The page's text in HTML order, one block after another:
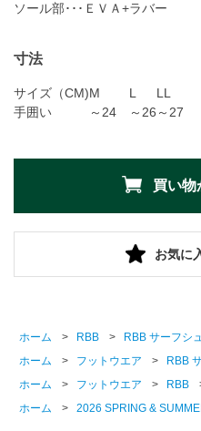
ソール部･･･ＥＶＡ+ラバー
寸法
サイズ（CM)M L
LL
手囲い
～24 ～26 ～27
お気に
ホーム > RBB >
RBB サーフシ
ホーム
> フットウエア >
RBB
ホーム
> フットウエア > RBB
ホーム
> 2026 SPRING &